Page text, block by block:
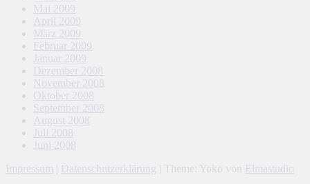
Mai 2009
April 2009
März 2009
Februar 2009
Januar 2009
Dezember 2008
November 2008
Oktober 2008
September 2008
August 2008
Juli 2008
Juni 2008
Impressum
Datenschutzerklärung Theme: Yoko von Elmastudio